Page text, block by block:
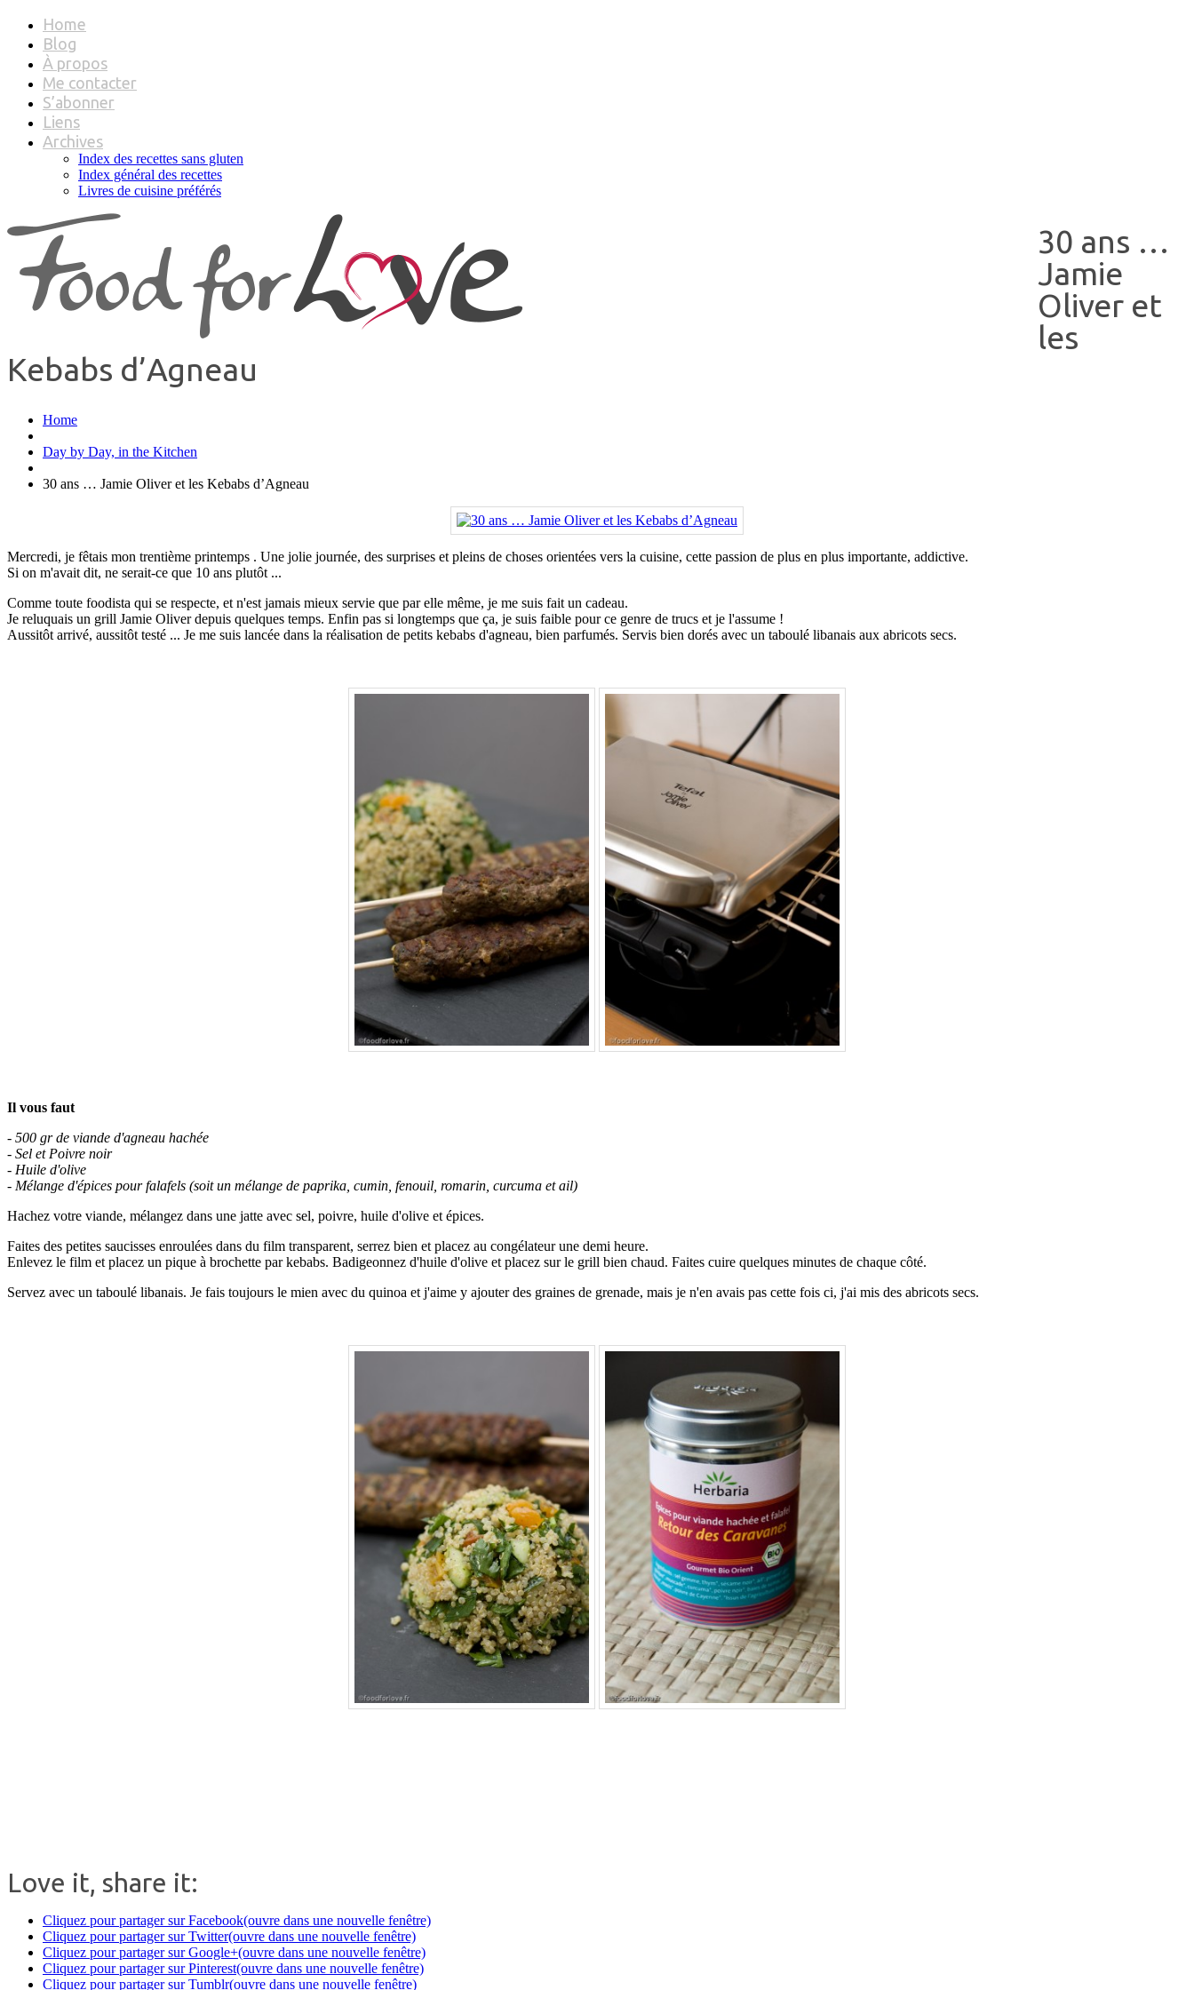
Home
Blog
À propos
Me contacter
S’abonner
Liens
Archives
Index des recettes sans gluten
Index général des recettes
Livres de cuisine préférés
30 ans …
Jamie
Oliver et
les
Kebabs d’Agneau
Home
Day by Day, in the Kitchen
30 ans … Jamie Oliver et les Kebabs d’Agneau
Mercredi, je fêtais mon trentième printemps . Une jolie journée, des surprises et pleins de choses orientées vers la cuisine, cette passion de plus en plus importante, addictive.
Si on m'avait dit, ne serait-ce que 10 ans plutôt ...
Comme toute foodista qui se respecte, et n'est jamais mieux servie que par elle même, je me suis fait un cadeau.
Je reluquais un grill Jamie Oliver depuis quelques temps. Enfin pas si longtemps que ça, je suis faible pour ce genre de trucs et je l'assume !
Aussitôt arrivé, aussitôt testé ... Je me suis lancée dans la réalisation de petits kebabs d'agneau, bien parfumés. Servis bien dorés avec un taboulé libanais aux abricots secs.
Il vous faut
- 500 gr de viande d'agneau hachée
- Sel et Poivre noir
- Huile d'olive
- Mélange d'épices pour falafels (soit un mélange de paprika, cumin, fenouil, romarin, curcuma et ail)
Hachez votre viande, mélangez dans une jatte avec sel, poivre, huile d'olive et épices.
Faites des petites saucisses enroulées dans du film transparent, serrez bien et placez au congélateur une demi heure.
Enlevez le film et placez un pique à brochette par kebabs. Badigeonnez d'huile d'olive et placez sur le grill bien chaud. Faites cuire quelques minutes de chaque côté.
Servez avec un taboulé libanais. Je fais toujours le mien avec du quinoa et j'aime y ajouter des graines de grenade, mais je n'en avais pas cette fois ci, j'ai mis des abricots secs.
Love it, share it:
Cliquez pour partager sur Facebook(ouvre dans une nouvelle fenêtre)
Cliquez pour partager sur Twitter(ouvre dans une nouvelle fenêtre)
Cliquez pour partager sur Google+(ouvre dans une nouvelle fenêtre)
Cliquez pour partager sur Pinterest(ouvre dans une nouvelle fenêtre)
Cliquez pour partager sur Tumblr(ouvre dans une nouvelle fenêtre)